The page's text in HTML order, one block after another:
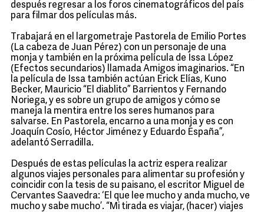
después regresar a los foros cinematográficos del país
para filmar dos películas más.
Trabajará en el largometraje Pastorela de Emilio Portes
(La cabeza de Juan Pérez) con un personaje de una
monja y también en la próxima película de Issa López
(Efectos secundarios) llamada Amigos imaginarios. “En
la película de Issa también actúan Erick Elías, Kuno
Becker, Mauricio “El diablito” Barrientos y Fernando
Noriega, y es sobre un grupo de amigos y cómo se
maneja la mentira entre los seres humanos para
salvarse. En Pastorela, encarno a una monja y es con
Joaquín Cosío, Héctor Jiménez y Eduardo España”,
adelantó Serradilla.
Después de estas películas la actriz espera realizar
algunos viajes personales para alimentar su profesión y
coincidir con la tesis de su paisano, el escritor Miguel de
Cervantes Saavedra: ‘El que lee mucho y anda mucho, ve
mucho y sabe mucho’. “Mi tirada es viajar, (hacer) viajes